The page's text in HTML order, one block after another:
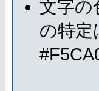
文字の
の特定